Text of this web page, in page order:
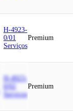
H-4923-
0/01
Serviços
Premium
H-4923-
Serviços
Premium